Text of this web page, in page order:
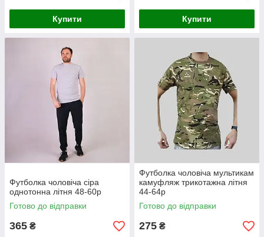
Купити Купити
Футболка чоловіча сіра
однотонна літня 48-60р
Готово до відправки
365 ₴
Футболка чоловіча мультикам
камуфляж трикотажна літня
44-64р
Готово до відправки
275 ₴